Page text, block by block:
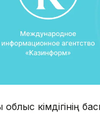
әкімдігінің